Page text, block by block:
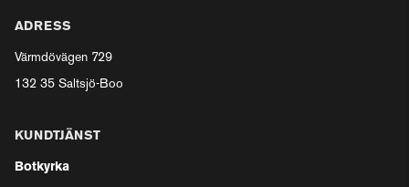
ADRESS
Värmdövägen 729
132 35 Saltsjö-Boo
KUNDTJÄNST
Botkyrka